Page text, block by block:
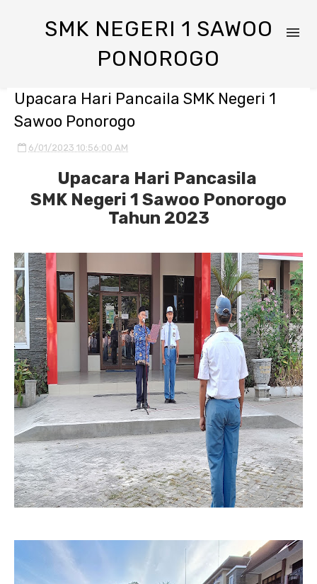
SMK NEGERI 1 SAWOO
PONOROGO
Upacara Hari Pancaila SMK Negeri 1
Sawoo Ponorogo
6/01/2023 10:56:00 AM
Upacara Hari Pancasila
SMK Negeri 1 Sawoo Ponorogo
Tahun 2023